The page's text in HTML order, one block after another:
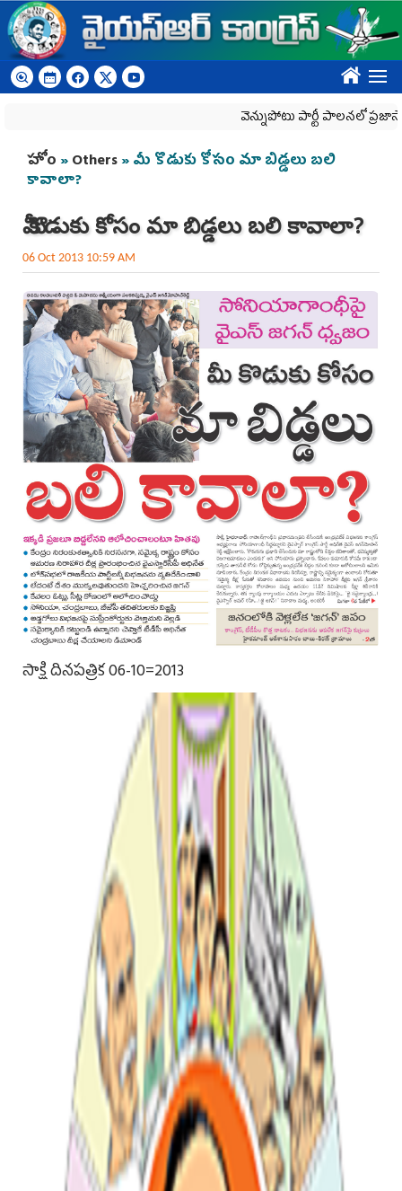
Skip to main content
????
వెన్నుపోటు పార్టీ పాలనలో ప్రజాస్వామ్యం
You are here
హోం »Others» మీ కొడుకు కోసం మా బిడ్డలు బలి
కావాలా?
మీ కొడుకు కోసం మా బిడ్డలు బలి కావాలా?
06 Oct 2013 10:59 AM
సాక్షి దినపత్రిక 06-10=2013